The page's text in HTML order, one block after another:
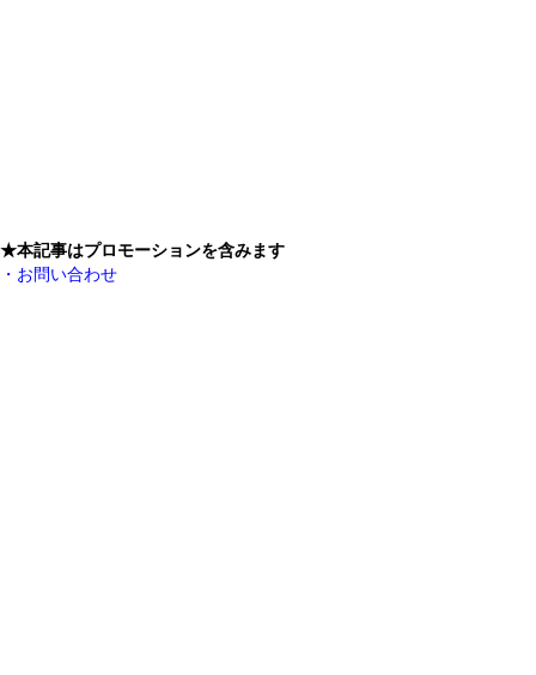
★本記事はプロモーションを含みます
・お問い合わせ